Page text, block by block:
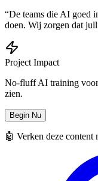
“De teams die AI goed
doen. Wij zorgen dat
Project Impact
No-fluff AI training voor
zien.
Begin Nu
🤖 Verken deze content